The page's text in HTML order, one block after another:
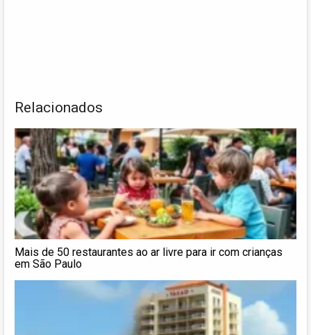
Relacionados
Mais de 50 restaurantes ao ar livre para ir com crianças
em São Paulo